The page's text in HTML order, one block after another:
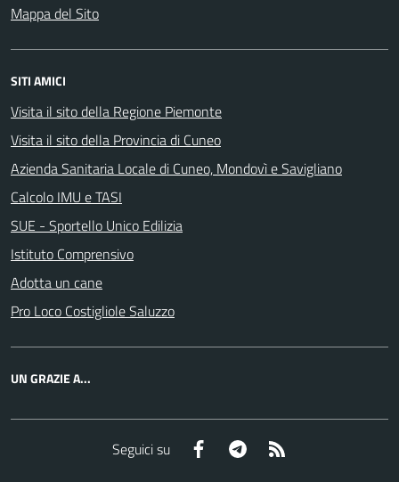
Mappa del Sito
SITI AMICI
Visita il sito della Regione Piemonte
Visita il sito della Provincia di Cuneo
Azienda Sanitaria Locale di Cuneo, Mondovì e Savigliano
Calcolo IMU e TASI
SUE - Sportello Unico Edilizia
Istituto Comprensivo
Adotta un cane
Pro Loco Costigliole Saluzzo
UN GRAZIE A...
Seguici su Facebook Telegram